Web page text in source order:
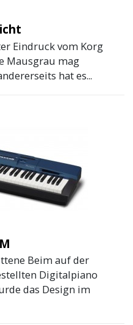
Eindruck vom Korg
Mausgrau mag
hat es...
Beim auf der
Digitalpiano
das Design im